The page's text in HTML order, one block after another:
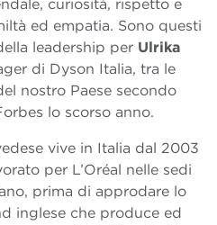
curiosità, rispetto e
ed empatia. Sono questi
leadership per Ulrika
di Dyson Italia, tra le
nostro Paese secondo
lo scorso anno.
vive in Italia dal 2003
per L’Oréal nelle sedi
prima di approdare lo
inglese che produce ed